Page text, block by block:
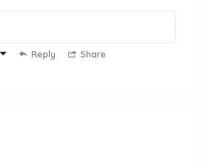
Reply Share